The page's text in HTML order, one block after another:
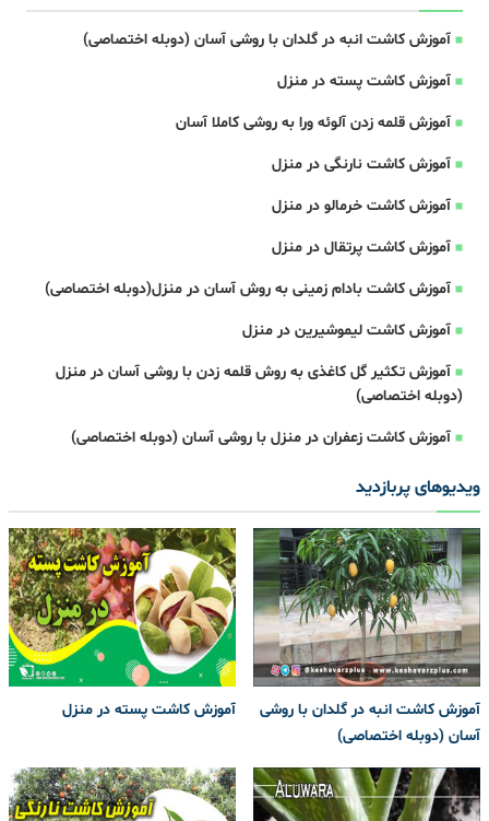
آموزش کاشت انبه در گلدان با روشی آسان (دوبله اختصاصی)
آموزش کاشت پسته در منزل
آموزش قلمه زدن آلوئه ورا به روشی کاملا آسان
آموزش کاشت نارنگی در منزل
آموزش کاشت خرمالو در منزل
آموزش کاشت پرتقال در منزل
آموزش کاشت بادام زمینی به روش آسان در منزل(دوبله اختصاصی)
آموزش کاشت لیموشیرین در منزل
آموزش تکثیر گل کاغذی به روش قلمه زدن با روشی آسان در منزل
(دوبله اختصاصی)
آموزش کاشت زعفران در منزل با روشی آسان (دوبله اختصاصی)
ویدیوهای پربازدید
آموزش کاشت انبه در گلدان با روشی
آسان (دوبله اختصاصی)
آموزش کاشت پسته در منزل